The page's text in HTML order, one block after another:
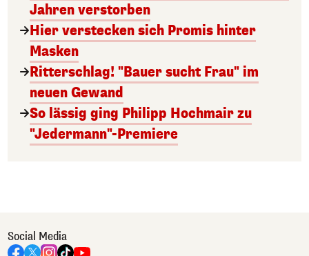
Jahren verstorben
Hier verstecken sich Promis hinter
Masken
Ritterschlag! "Bauer sucht Frau" im
neuen Gewand
So lässig ging Philipp Hochmair zu
"Jedermann"-Premiere
Social Media